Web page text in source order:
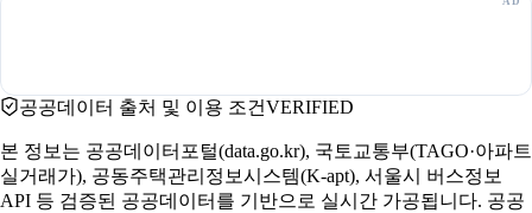
공공데이터 출처 및 이용 조건VERIFIED
본 정보는 공공데이터포털(data.go.kr), 국토교통부(TAGO·아파트
실거래가), 공동주택관리정보시스템(K-apt), 서울시 버스정보
API 등 검증된 공공데이터를 기반으로 실시간 가공됩니다. 공공